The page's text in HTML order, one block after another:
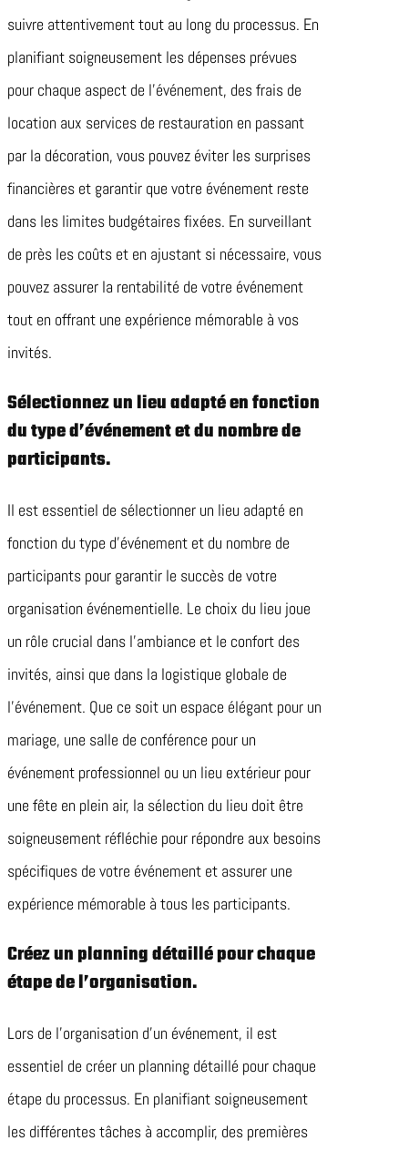
suivre attentivement tout au long du processus. En
planifiant soigneusement les dépenses prévues
pour chaque aspect de l’événement, des frais de
location aux services de restauration en passant
par la décoration, vous pouvez éviter les surprises
financières et garantir que votre événement reste
dans les limites budgétaires fixées. En surveillant
de près les coûts et en ajustant si nécessaire, vous
pouvez assurer la rentabilité de votre événement
tout en offrant une expérience mémorable à vos
invités.
Sélectionnez un lieu adapté en fonction
du type d’événement et du nombre de
participants.
Il est essentiel de sélectionner un lieu adapté en
fonction du type d’événement et du nombre de
participants pour garantir le succès de votre
organisation événementielle. Le choix du lieu joue
un rôle crucial dans l’ambiance et le confort des
invités, ainsi que dans la logistique globale de
l’événement. Que ce soit un espace élégant pour un
mariage, une salle de conférence pour un
événement professionnel ou un lieu extérieur pour
une fête en plein air, la sélection du lieu doit être
soigneusement réfléchie pour répondre aux besoins
spécifiques de votre événement et assurer une
expérience mémorable à tous les participants.
Créez un planning détaillé pour chaque
étape de l’organisation.
Lors de l’organisation d’un événement, il est
essentiel de créer un planning détaillé pour chaque
étape du processus. En planifiant soigneusement
les différentes tâches à accomplir, des premières